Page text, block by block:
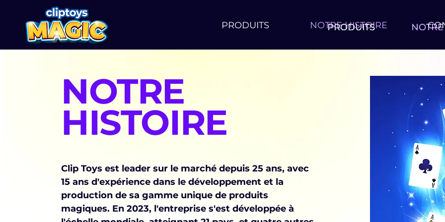
PRODUITS NOTRE HISTOIRE
PRODUITS
PRODUITS
PRODUITS
NOTRE
HISTOIRE
Clip Toys est leader sur le marché depuis 25 ans, avec
15 ans d'expérience dans le développement et la
production de sa gamme unique de produits
magiques. En 2023, l'entreprise s'est développée à
BY EREZ MOSHE